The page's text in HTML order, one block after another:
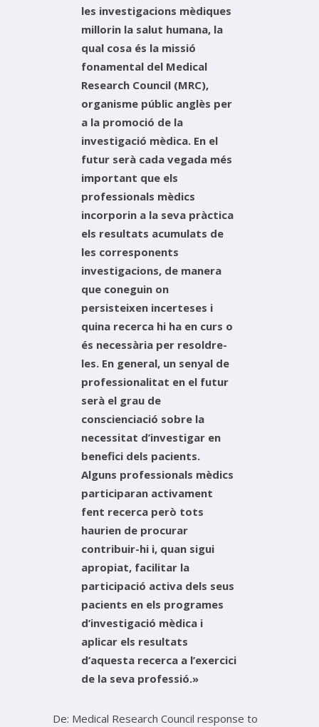
les investigacions mèdiques
millorin la salut humana, la
qual cosa és la missió
fonamental del Medical
Research Council (MRC),
organisme públic anglès per
a la promoció de la
investigació mèdica. En el
futur serà cada vegada més
important que els
professionals mèdics
incorporin a la seva pràctica
els resultats acumulats de
les corresponents
investigacions, de manera
que coneguin on
persisteixen incerteses i
quina recerca hi ha en curs o
és necessària per resoldre-
les. En general, un senyal de
professionalitat en el futur
serà el grau de
conscienciació sobre la
necessitat d’investigar en
benefici dels pacients.
Alguns professionals mèdics
participaran activament
fent recerca però tots
haurien de procurar
contribuir-hi i, quan sigui
apropiat, facilitar la
participació activa dels seus
pacients en els programes
d’investigació mèdica i
aplicar els resultats
d’aquesta recerca a l’exercici
de la seva professió.»
De: Medical Research Council response to